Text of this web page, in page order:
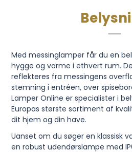
Med messinglamper får du en
hygge og varme i ethvert rum.
reflekteres fra messingens
stemning i entréen, over
Lamper Online er specialister i
Europas største sortiment af
dit hjem og din have.
Uanset om du søger en klassisk
en robust udendørslampe med